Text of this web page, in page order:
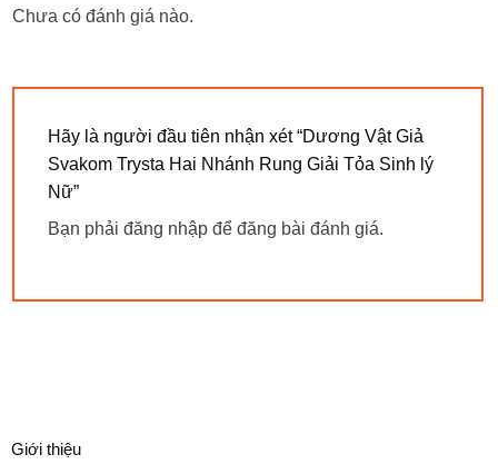
Chưa có đánh giá nào.
Hãy là người đầu tiên nhận xét “Dương Vật Giả
Svakom Trysta Hai Nhánh Rung Giải Tỏa Sinh lý
Nữ”
Bạn phải đăng nhập để đăng bài đánh giá.
Giới thiệu